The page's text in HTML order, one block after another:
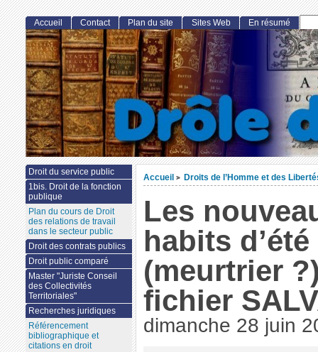
Accueil > Droits de l’Homme et des
Les
habits d’été
(meurtrier
fichier
dimanche 28 juin
Accueil Contact Plan du site Sites Web En résumé
Droit du service public
1bis. Droit de la fonction
publique
Plan du cours de Droit
des relations de travail
dans le secteur public
Droit des contrats publics
Droit public comparé
Master "Juriste Conseil
des Collectivités
Territoriales"
Recherches juridiques
Référencement
bibliographique et
citations en droit